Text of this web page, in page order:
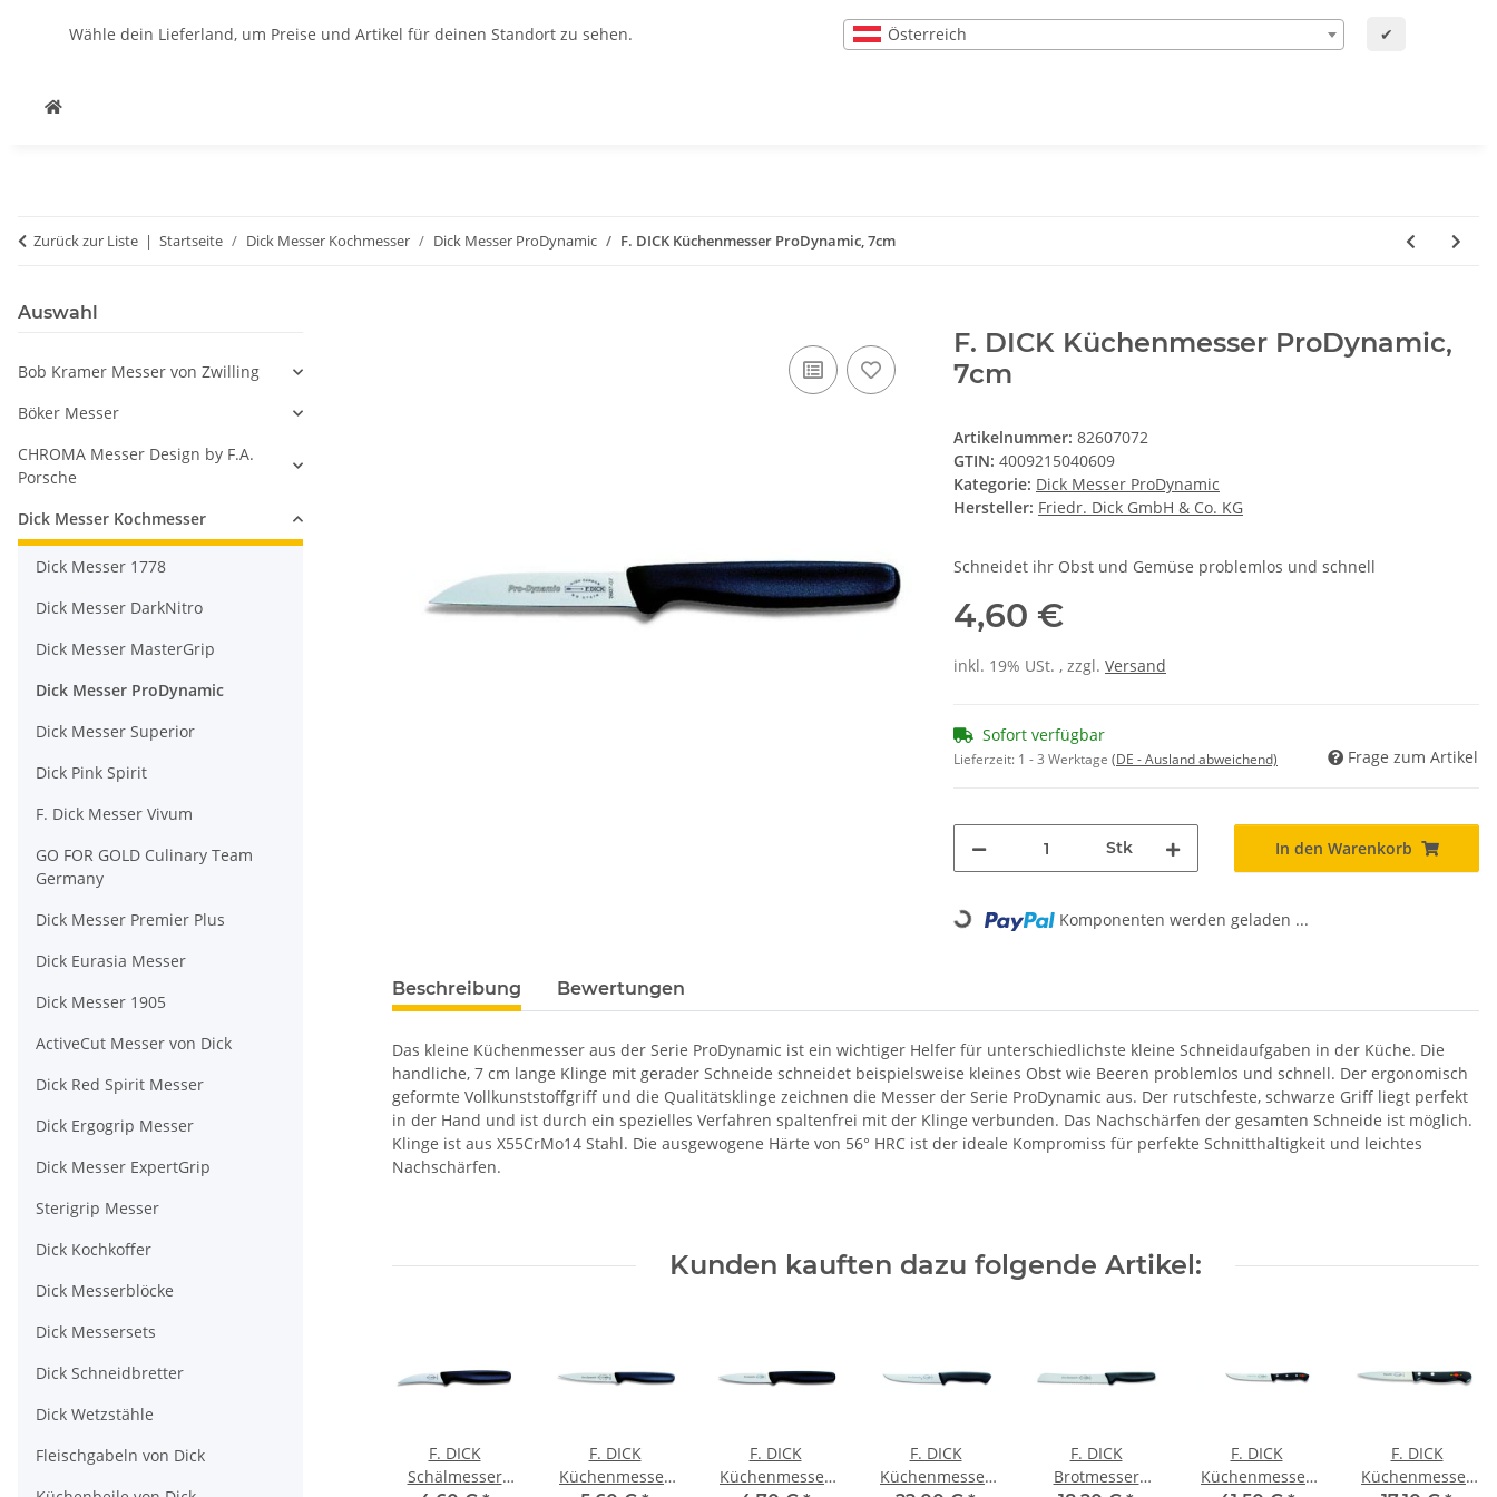
Wähle dein Lieferland, um Preise und Artikel für deinen Standort zu sehen. Österreich ✔
Zurück zur Liste Startseite Dick Messer Kochmesser Dick Messer ProDynamic F. DICK Küchenmesser ProDynamic, 7cm
F. DICK Küchenmesser ProDynamic,
7cm
Artikelnummer: 82607072
GTIN: 4009215040609
Kategorie: Dick Messer ProDynamic
Hersteller: Friedr. Dick GmbH & Co. KG
Schneidet ihr Obst und Gemüse problemlos und schnell
4,60 €
inkl. 19% USt. , zzgl. Versand
Sofort verfügbar
Lieferzeit: 1 - 3 Werktage (DE - Ausland abweichend) Frage zum Artikel
Stk In den Warenkorb
Loading... Komponenten werden geladen ...
Beschreibung Bewertungen
Das kleine Küchenmesser aus der Serie ProDynamic ist ein wichtiger Helfer für unterschiedlichste kleine Schneidaufgaben in der Küche. Die
handliche, 7 cm lange Klinge mit gerader Schneide schneidet beispielsweise kleines Obst wie Beeren problemlos und schnell. Der ergonomisch
geformte Vollkunststoffgriff und die Qualitätsklinge zeichnen die Messer der Serie ProDynamic aus. Der rutschfeste, schwarze Griff liegt perfekt
in der Hand und ist durch ein spezielles Verfahren spaltenfrei mit der Klinge verbunden. Das Nachschärfen der gesamten Schneide ist möglich.
Klinge ist aus X55CrMo14 Stahl. Die ausgewogene Härte von 56° HRC ist der ideale Kompromiss für perfekte Schnitthaltigkeit und leichtes
Nachschärfen.
Kunden kauften dazu folgende Artikel:
F. DICK
Schälmesser
F. DICK
Küchenmesser
F. DICK
Küchenmesser
F. DICK
Küchenmesser
F. DICK
Brotmesser
F. DICK
Küchenmesser
F. DICK
Küchenmesser
Auswahl
Bob Kramer Messer von Zwilling
Böker Messer
CHROMA Messer Design by F.A.
Porsche
Dick Messer Kochmesser
Dick Messer 1778
Dick Messer DarkNitro
Dick Messer MasterGrip
Dick Messer ProDynamic
Dick Messer Superior
Dick Pink Spirit
F. Dick Messer Vivum
GO FOR GOLD Culinary Team
Germany
Dick Messer Premier Plus
Dick Eurasia Messer
Dick Messer 1905
ActiveCut Messer von Dick
Dick Red Spirit Messer
Dick Ergogrip Messer
Dick Messer ExpertGrip
Sterigrip Messer
Dick Kochkoffer
Dick Messerblöcke
Dick Messersets
Dick Schneidbretter
Dick Wetzstähle
Fleischgabeln von Dick